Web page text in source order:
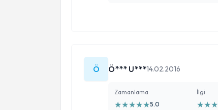
Ö Ö*** U***14.02.2016
Zamanlama
★★★★★5.0
İlgi
★★★